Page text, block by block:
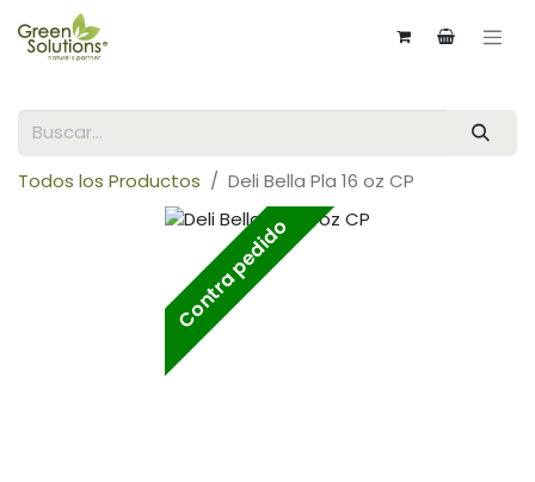
Todos los Productos Deli Bella Pla 16 oz CP
Contra pedido